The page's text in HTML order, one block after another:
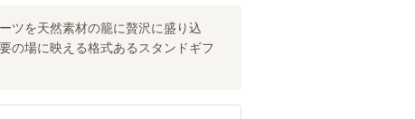
ツを天然素材の籠に贅沢に盛り込
の場に映える格式あるスタンドギフ